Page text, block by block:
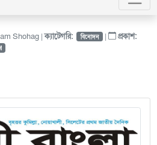
Shohag |ক্যাটেগরি: বিনোদন | প্রকাশ: